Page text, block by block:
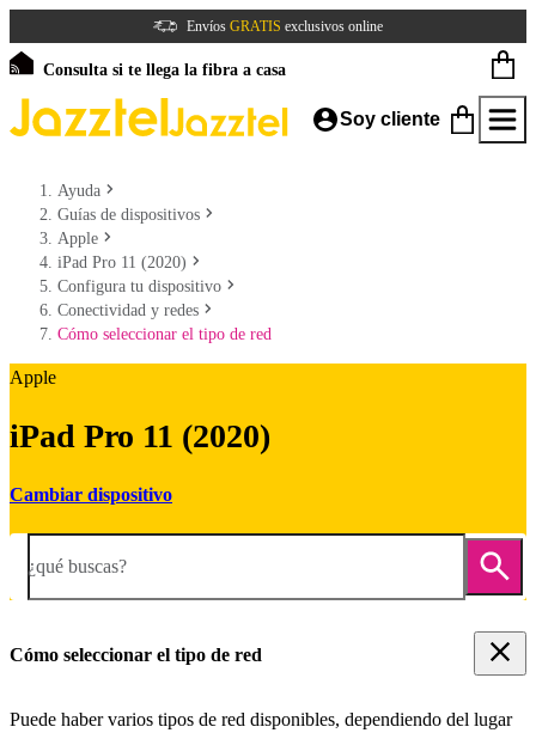
Envíos GRATIS exclusivos online
Consulta si te llega la fibra a casa
Soy cliente
Ayuda
Guías de dispositivos
Apple
iPad Pro 11 (2020)
Configura tu dispositivo
Conectividad y redes
Cómo seleccionar el tipo de red
Apple
iPad Pro 11 (2020)
Cambiar dispositivo
¿qué buscas?
Cómo seleccionar el tipo de red
Puede haber varios tipos de red disponibles, dependiendo del lugar